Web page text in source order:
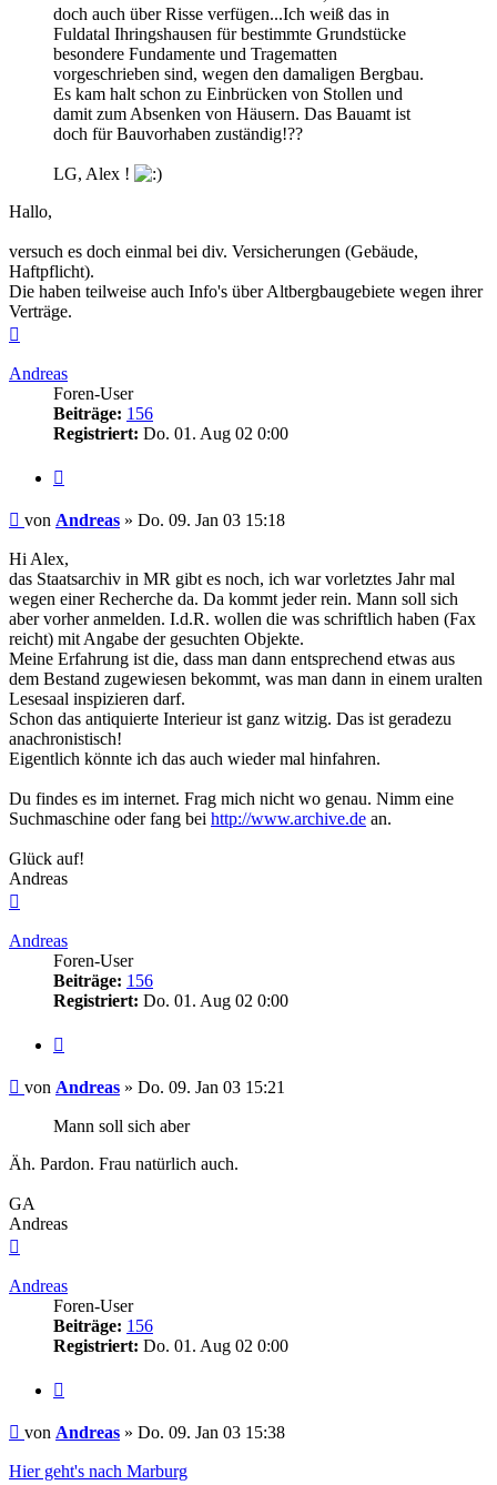
doch auch über Risse verfügen...Ich weiß das in
Fuldatal Ihringshausen für bestimmte Grundstücke
besondere Fundamente und Tragematten
vorgeschrieben sind, wegen den damaligen Bergbau.
Es kam halt schon zu Einbrücken von Stollen und
damit zum Absenken von Häusern. Das Bauamt ist
doch für Bauvorhaben zuständig!??
LG, Alex !
Hallo,
versuch es doch einmal bei div. Versicherungen (Gebäude,
Haftpflicht).
Die haben teilweise auch Info's über Altbergbaugebiete wegen ihrer
Verträge.
Andreas
Foren-User
Beiträge: 156
Registriert: Do. 01. Aug 02 0:00
Beitrag
von Andreas » Do. 09. Jan 03 15:18
Hi Alex,
das Staatsarchiv in MR gibt es noch, ich war vorletztes Jahr mal
wegen einer Recherche da. Da kommt jeder rein. Mann soll sich
aber vorher anmelden. I.d.R. wollen die was schriftlich haben (Fax
reicht) mit Angabe der gesuchten Objekte.
Meine Erfahrung ist die, dass man dann entsprechend etwas aus
dem Bestand zugewiesen bekommt, was man dann in einem uralten
Lesesaal inspizieren darf.
Schon das antiquierte Interieur ist ganz witzig. Das ist geradezu
anachronistisch!
Eigentlich könnte ich das auch wieder mal hinfahren.
Du findes es im internet. Frag mich nicht wo genau. Nimm eine
Suchmaschine oder fang bei http://www.archive.de an.
Glück auf!
Andreas
Andreas
Foren-User
Beiträge: 156
Registriert: Do. 01. Aug 02 0:00
Beitrag
von Andreas » Do. 09. Jan 03 15:21
Mann soll sich aber
Äh. Pardon. Frau natürlich auch.
GA
Andreas
Andreas
Foren-User
Beiträge: 156
Registriert: Do. 01. Aug 02 0:00
Beitrag
von Andreas » Do. 09. Jan 03 15:38
Hier geht's nach Marburg